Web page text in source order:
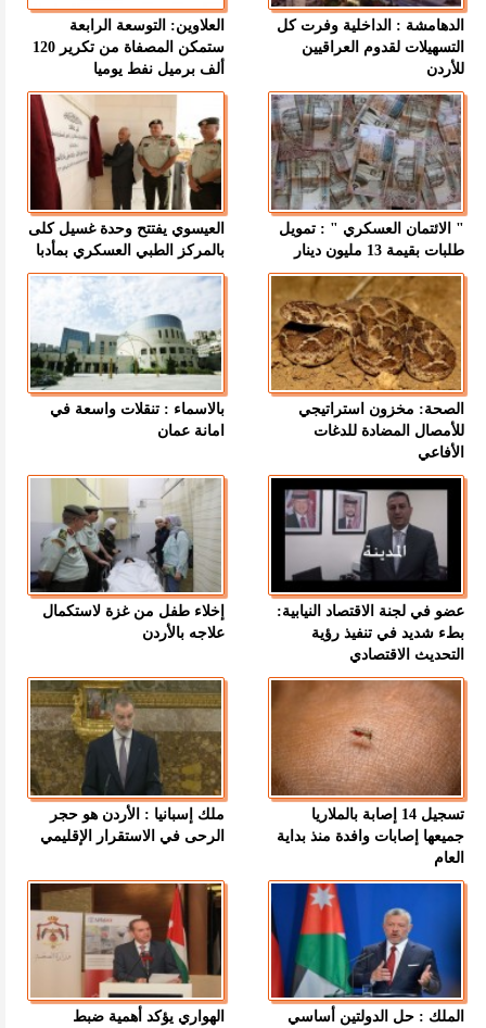
الدهامشة : الداخلية وفرت كل
التسهيلات لقدوم العراقيين
للأردن
العلاوين: التوسعة الرابعة
ستمكن المصفاة من تكرير 120
ألف برميل نفط يوميا
" الائتمان العسكري " : تمويل
طلبات بقيمة 13 مليون دينار
العيسوي يفتتح وحدة غسيل كلى
بالمركز الطبي العسكري بمأدبا
الصحة: مخزون استراتيجي
للأمصال المضادة للدغات
الأفاعي
بالاسماء : تنقلات واسعة في
امانة عمان
عضو في لجنة الاقتصاد النيابية:
بطء شديد في تنفيذ رؤية
التحديث الاقتصادي
إخلاء طفل من غزة لاستكمال
علاجه بالأردن
تسجيل 14 إصابة بالملاريا
جميعها إصابات وافدة منذ بداية
العام
ملك إسبانيا : الأردن هو حجر
الرحى في الاستقرار الإقليمي
الملك : حل الدولتين أساسي
الهواري يؤكد أهمية ضبط